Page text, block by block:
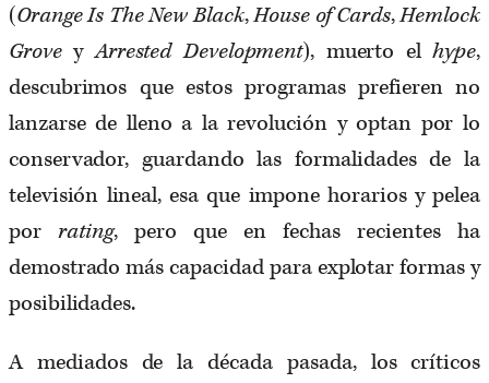
(OrangeIs The New Black,House of Cards,Hemlock
GroveyArrested Development), muerto elhype,
descubrimos que estos programas prefieren no
lanzarse de lleno a la revolución y optan por lo
conservador, guardando las formalidades de la
televisión lineal, esa que impone horarios y pelea
porrating, pero que en fechas recientes ha
demostrado más capacidad para explotar formas y
posibilidades.
A mediados de la década pasada, los críticos